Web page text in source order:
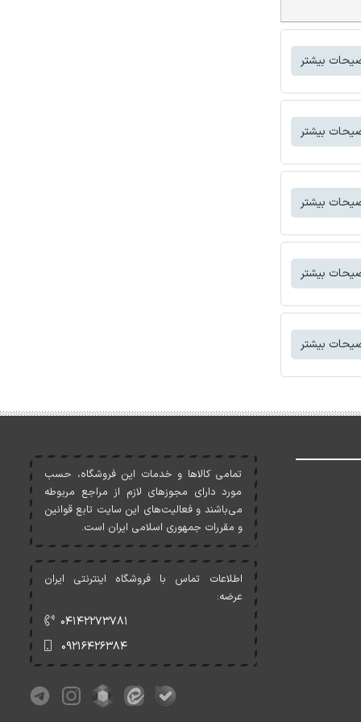
بیشتر
بیشتر
بیشتر
بیشتر
بیشتر
تمامی کالاها و خدمات اين فروشگاه، حسب
مورد دارای مجوزهای لازم از مراجع مربوطه
می‌باشند و فعاليت‌های اين سايت تابع قوانين
و مقررات جمهوری اسلامی ايران است.
اطلاعات تماس با فروشگاه اینترنتی ایران
عرضه:
۰۴۱۴۲۲۷۳۷۸۱
۰۹۲۱۶۴۲۶۳۸۴